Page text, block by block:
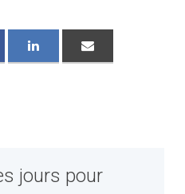
jours pour